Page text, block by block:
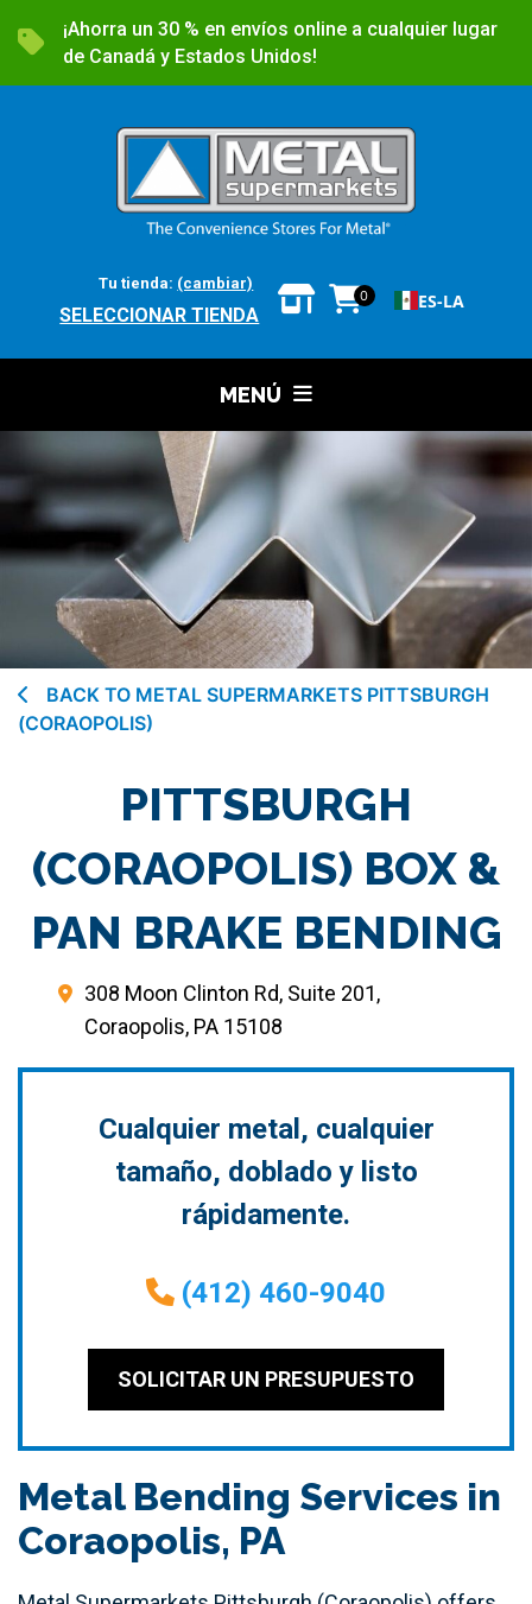
¡Ahorra un 30 % en envíos online a cualquier lugar
de Canadá y Estados Unidos!
Tu tienda: (cambiar)
SELECCIONAR TIENDA
0 ES-LA
MENÚ
BACK TO METAL SUPERMARKETS PITTSBURGH
(CORAOPOLIS)
PITTSBURGH
(CORAOPOLIS) BOX &
PAN BRAKE BENDING
308 Moon Clinton Rd, Suite 201,
Coraopolis, PA 15108
Cualquier metal, cualquier
tamaño, doblado y listo
rápidamente.
(412) 460-9040
SOLICITAR UN PRESUPUESTO
Metal Bending Services in
Coraopolis, PA